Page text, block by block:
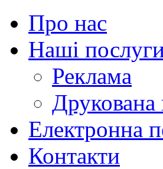
Про нас
Наші
Реклама
Друкована
Електронна
Контакти